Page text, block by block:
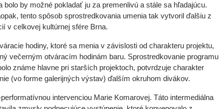
by možné pokladať ju za premenlivú a stále sa hľadajúcu.
tento spôsob sprostredkovania umenia tak vytvoril ďalšiu z
v celkovej kultúrnej sfére Brna.
hodiny, ktoré sa menia v závislosti od charakteru projektu,
večerným otváracím hodinám baru. Sprostredkovanie programu
známe hlavne pri starších projektoch, potvrdzuje charakter
(vo forme galerijných výstav) ďalším okruhom divákov.
intervenciou Marie Komarovej. Táto intermediálna